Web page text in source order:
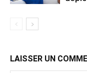
LAISSER UN